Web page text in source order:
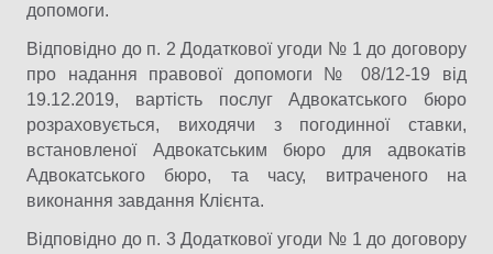
допомоги.
Відповідно до п. 2 Додаткової угоди № 1 до договору
про надання правової допомоги № 08/12-19 від
19.12.2019, вартість послуг Адвокатського бюро
розраховується, виходячи з погодинної ставки,
встановленої Адвокатським бюро для адвокатів
Адвокатського бюро, та часу, витраченого на
виконання завдання Клієнта.
Відповідно до п. 3 Додаткової угоди № 1 до договору